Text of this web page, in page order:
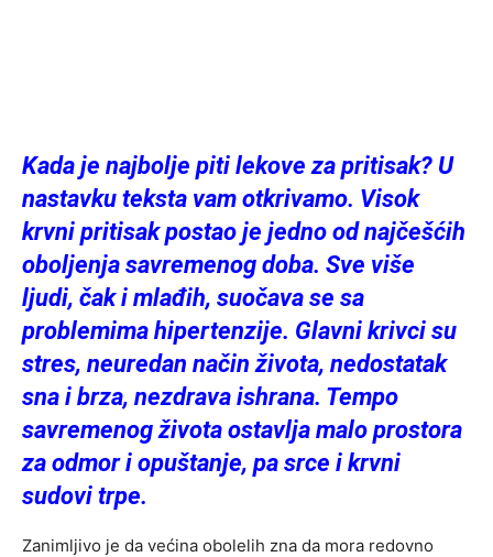
Kada je najbolje piti lekove za pritisak? U
nastavku teksta vam otkrivamo. Visok
krvni pritisak postao je jedno od najčešćih
oboljenja savremenog doba. Sve više
ljudi, čak i mlađih, suočava se sa
problemima hipertenzije. Glavni krivci su
stres, neuredan način života, nedostatak
sna i brza, nezdrava ishrana. Tempo
savremenog života ostavlja malo prostora
za odmor i opuštanje, pa srce i krvni
sudovi trpe.
Zanimljivo je da većina obolelih zna da mora redovno